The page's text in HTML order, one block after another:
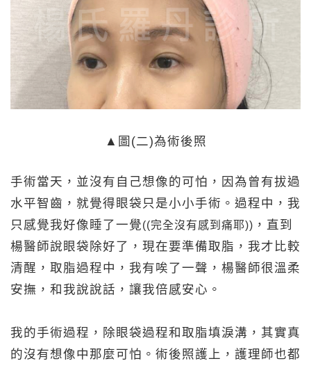
▲圖(二)為術後照
手術當天，並沒有自己想像的可怕，因為曾有拔過
水平智齒，就覺得眼袋只是小小手術。過程中，我
只感覺我好像睡了一覺((完全沒有感到痛耶)) ，直到
楊醫師說眼袋除好了，現在要準備取脂，我才比較
清醒，取脂過程中，我有唉了一聲，楊醫師很溫柔
安撫，和我說說話，讓我倍感安心。
我的手術過程，除眼袋過程和取脂填淚溝，其實真
的沒有想像中那麼可怕。術後照護上，護理師也都